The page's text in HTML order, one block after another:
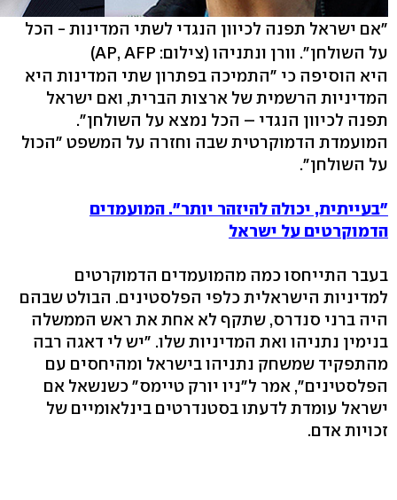
"אם ישראל תפנה לכיוון הנגדי לשתי המדינות - הכל
על השולחן". וורן ונתניהו (צילום: AP, AFP)
היא הוסיפה כי "התמיכה בפתרון שתי המדינות היא
המדיניות הרשמית של ארצות הברית, ואם ישראל
תפנה לכיוון הנגדי – הכל נמצא על השולחן".
המועמדת הדמוקרטית שבה וחזרה על המשפט "הכול
על השולחן".
"בעייתית, יכולה להיזהר יותר". המועמדים
הדמוקרטים על ישראל
בעבר התייחסו כמה מהמועמדים הדמוקרטים
למדיניות הישראלית כלפי הפלסטינים. הבולט שבהם
היה ברני סנדרס, שתקף לא אחת את ראש הממשלה
בנימין נתניהו ואת המדיניות שלו. "יש לי דאגה רבה
מהתפקיד שמשחק נתניהו בישראל ומהיחסים עם
הפלסטינים", אמר ל"ניו יורק טיימס" כשנשאל אם
ישראל עומדת לדעתו בסטנדרטים בינלאומיים של
זכויות אדם.